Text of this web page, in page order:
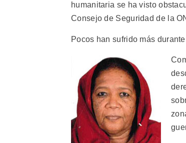
humanitaria se ha visto
Consejo de Seguridad de la
Pocos han sufrido más